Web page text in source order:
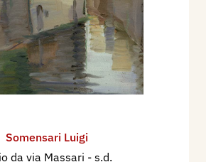
Somensari Luigi
da via Massari - s.d.